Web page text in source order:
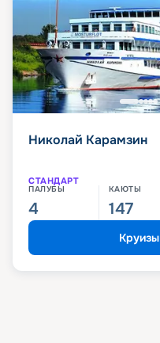
Николай Карамзин
СТАНДАРТ
ПАЛУБЫ
4
КАЮТЫ
147
Круизы